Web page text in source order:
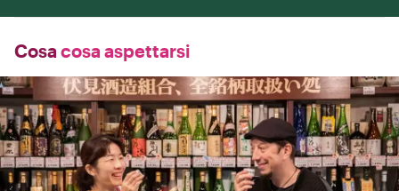
Cosa cosa aspettarsi